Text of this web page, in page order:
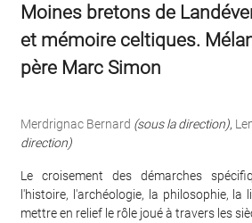
Moines bretons de
et mémoire celtiques.
père Marc Simon
Merdrignac Bernard (sous la direction),
direction)
Le croisement des démarches
l'histoire, l'archéologie, la philosophie, la
mettre en relief le rôle joué à travers les